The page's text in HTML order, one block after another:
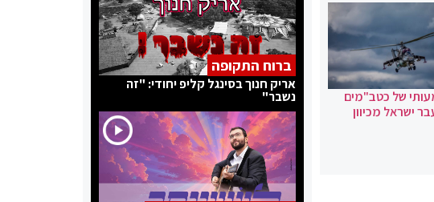
של כטב"מים
ישראל מכיוון
ברוח התקופה
אריק חנוך בסינגל קליפ יחודי: "זה
נשבר"